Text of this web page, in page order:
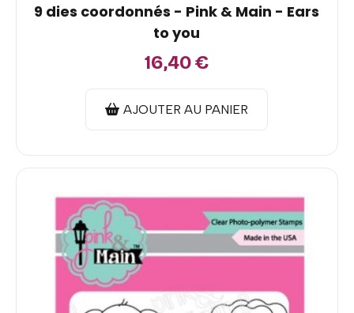
9 dies coordonnés - Pink & Main - Ears
to you
16,40€
AJOUTER AU PANIER